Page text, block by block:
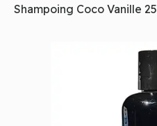
Shampoing Coco Vanille